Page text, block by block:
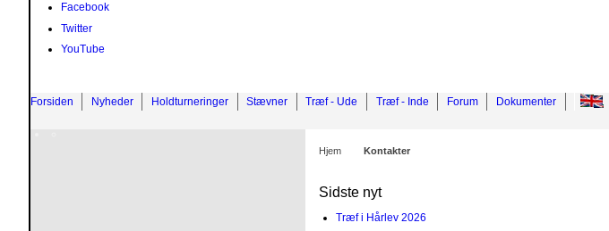
Facebook
Twitter
YouTube
Forsiden Nyheder Holdturneringer Stævner Træf - Ude Træf - Inde Forum Dokumenter
Hjem Kontakter
Sidste nyt
Træf i Hårlev 2026